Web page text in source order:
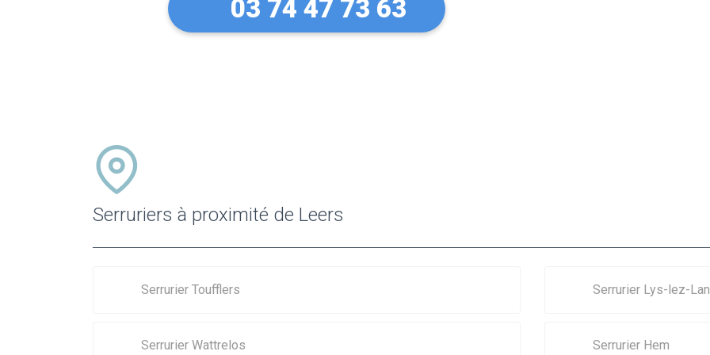
03 74 47 73 63
Serruriers à proximité de Leers
Serrurier Toufflers Serrurier Lys-lez-
Serrurier Wattrelos Serrurier Hem